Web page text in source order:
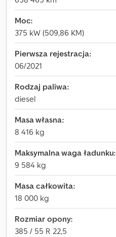
Moc:
375 kW (509,86 KM)
Pierwsza rejestracja:
06/2021
Rodzaj paliwa:
diesel
Masa własna:
8 416 kg
Maksymalna waga ładunku:
9 584 kg
Masa całkowita:
18 000 kg
Rozmiar opony:
385 / 55 R 22,5